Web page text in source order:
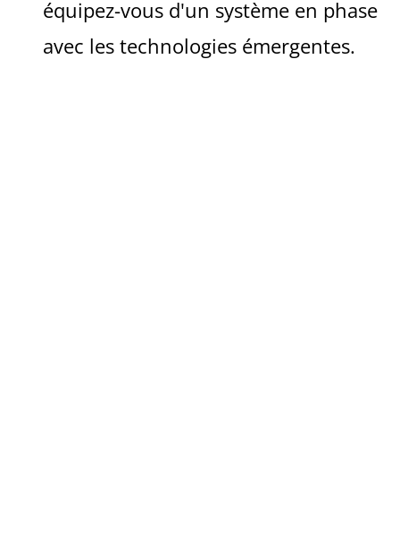
équipez-vous d'un système en phase
avec les technologies émergentes.